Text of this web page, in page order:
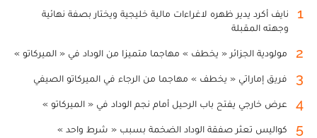
1
نايف أكرد يدير ظهره لاغراءات مالية خليجية ويختار بصفة نهائية
وجهته المقبلة
2 مولودية الجزائر « يخطف » مهاجما متميزا من الوداد في « الميركاتو »
3 فريق إماراتي « يخطف » مهاجما من الرجاء في الميركاتو الصيفي
4 عرض خارجي يفتح باب الرحيل أمام نجم الوداد في « الميركاتو »
5 كواليس تعثر صفقة الوداد الضخمة بسبب « شرط واحد »